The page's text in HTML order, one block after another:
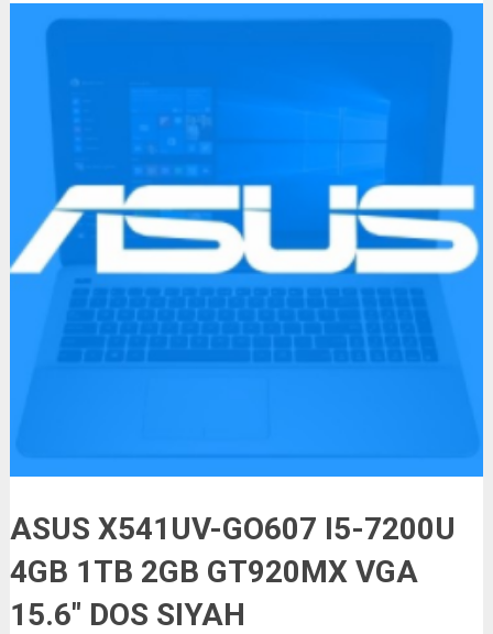
ASUS X541UV-GO607 I5-7200U
4GB 1TB 2GB GT920MX VGA
15.6″ DOS SIYAH